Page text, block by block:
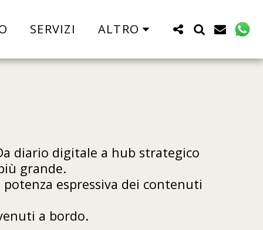
SERVIZI ALTRO
diario digitale a hub strategico
grande.
espressiva dei contenuti
a bordo.